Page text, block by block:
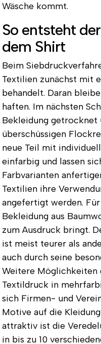
Wäsche kommt.
So entsteht
dem Shirt
Beim
Textilien zunächst mit
behandelt. Daran
haften. Im nächsten
Bekleidung getrocknet
überschüssigen
neue Teil mit
einfarbig und lassen
Farbvarianten
Textilien ihre
angefertigt werden.
Bekleidung aus
zum Ausdruck bringt.
ist meist teurer als
auch durch seine
Weitere Möglichkeiten
Textildruck in
sich Firmen- und
Motive auf die
attraktiv ist die
in bis zu 10